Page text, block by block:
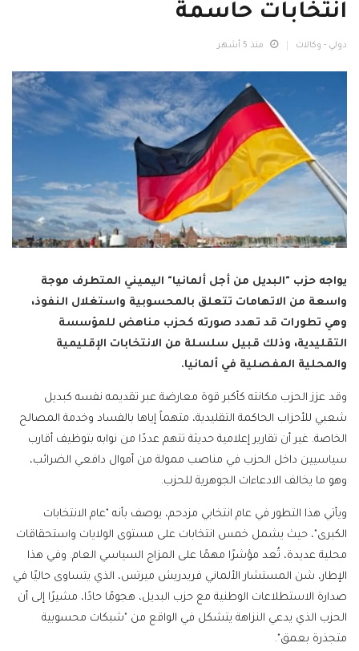
انتخابات حاسمة
دولي - وكالات منذ 5 أشهر
يواجه حزب "البديل من أجل ألمانيا" اليميني المتطرف موجة
واسعة من الاتهامات تتعلق بالمحسوبية واستغلال النفوذ،
وهي تطورات قد تهدد صورته كحزب مناهض للمؤسسة
التقليدية، وذلك قبيل سلسلة من الانتخابات الإقليمية
والمحلية المفصلية في ألمانيا.
وقد عزز الحزب مكانته كأكبر قوة معارضة عبر تقديمه نفسه كبديل
شعبي للأحزاب الحاكمة التقليدية، متهماً إياها بالفساد وخدمة المصالح
الخاصة. غير أن تقارير إعلامية حديثة تتهم عددًا من نوابه بتوظيف أقارب
سياسيين داخل الحزب في مناصب ممولة من أموال دافعي الضرائب،
وهو ما يخالف الادعاءات الجوهرية للحزب.
ويأتي هذا التطور في عام انتخابي مزدحم، يوصف بأنه "عام الانتخابات
الكبرى"، حيث يشمل خمس انتخابات على مستوى الولايات واستحقاقات
محلية عديدة، تُعد مؤشرًا مهمًا على المزاج السياسي العام. وفي هذا
الإطار، شن المستشار الألماني فريدريش ميرتس، الذي يتساوى حاليًا في
صدارة الاستطلاعات الوطنية مع حزب البديل، هجومًا حادًا، مشيرًا إلى أن
الحزب الذي يدعي النزاهة يتشكل في الواقع من "شبكات محسوبية
متجذرة بعمق".